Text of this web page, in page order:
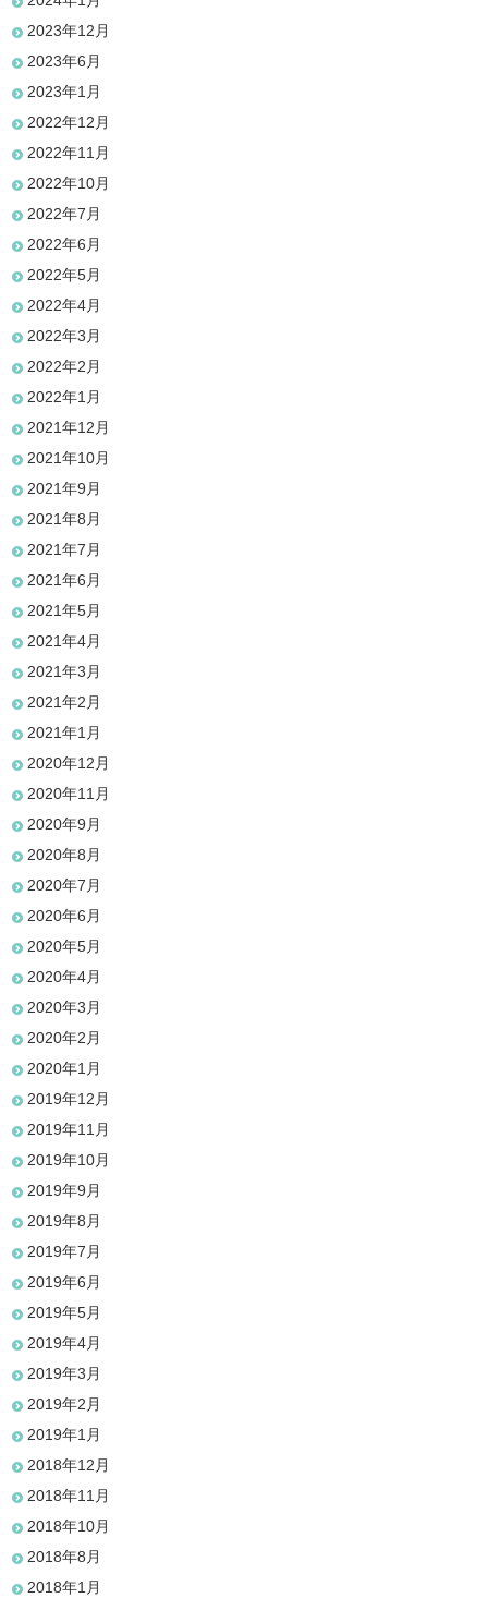
2023年12月
2023年6月
2023年1月
2022年12月
2022年11月
2022年10月
2022年7月
2022年6月
2022年5月
2022年4月
2022年3月
2022年2月
2022年1月
2021年12月
2021年10月
2021年9月
2021年8月
2021年7月
2021年6月
2021年5月
2021年4月
2021年3月
2021年2月
2021年1月
2020年12月
2020年11月
2020年9月
2020年8月
2020年7月
2020年6月
2020年5月
2020年4月
2020年3月
2020年2月
2020年1月
2019年12月
2019年11月
2019年10月
2019年9月
2019年8月
2019年7月
2019年6月
2019年5月
2019年4月
2019年3月
2019年2月
2019年1月
2018年12月
2018年11月
2018年10月
2018年8月
2018年1月